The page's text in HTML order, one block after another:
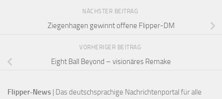
NÄCHSTER BEITRAG
Ziegenhagen gewinnt offene Flipper-DM
VORHERIGER BEITRAG
Eight Ball Beyond – visionäres Remake
Flipper-News | Das deutschsprachige Nachrichtenportal für alle